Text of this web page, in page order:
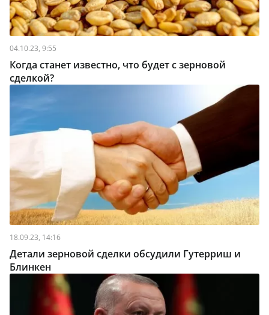
04.10.23, 9:55
Когда станет известно, что будет с зерновой
сделкой?
18.09.23, 14:16
Детали зерновой сделки обсудили Гутерриш и
Блинкен